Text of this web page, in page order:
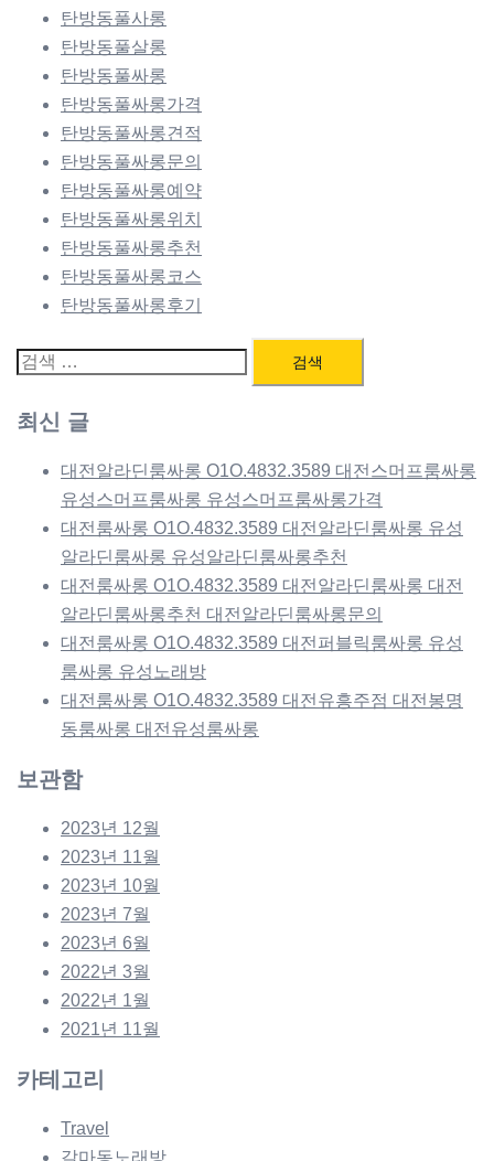
탄방동풀사롱
탄방동풀살롱
탄방동풀싸롱
탄방동풀싸롱가격
탄방동풀싸롱견적
탄방동풀싸롱문의
탄방동풀싸롱예약
탄방동풀싸롱위치
탄방동풀싸롱추천
탄방동풀싸롱코스
탄방동풀싸롱후기
검
최신 글
대전알라딘룸싸롱 O1O.4832.3589 대전스머프룸싸롱
유성스머프룸싸롱 유성스머프룸싸롱가격
대전룸싸롱 O1O.4832.3589 대전알라딘룸싸롱 유성
알라딘룸싸롱 유성알라딘룸싸롱추천
대전룸싸롱 O1O.4832.3589 대전알라딘룸싸롱 대전
알라딘룸싸롱추천 대전알라딘룸싸롱문의
대전룸싸롱 O1O.4832.3589 대전퍼블릭룸싸롱 유성
룸싸롱 유성노래방
대전룸싸롱 O1O.4832.3589 대전유흥주점 대전봉명
동룸싸롱 대전유성룸싸롱
보관함
2023년 12월
2023년 11월
2023년 10월
2023년 7월
2023년 6월
2022년 3월
2022년 1월
2021년 11월
카테고리
Travel
갈마동노래방